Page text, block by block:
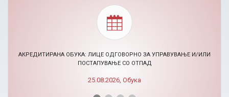
BIZHACK AI МАРКЕТИНГ ХАКАТОН (24-26.11.2026)